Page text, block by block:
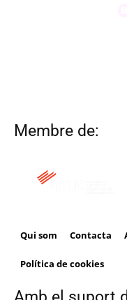
Membre de:
Qui som Contacta
Política de cookies